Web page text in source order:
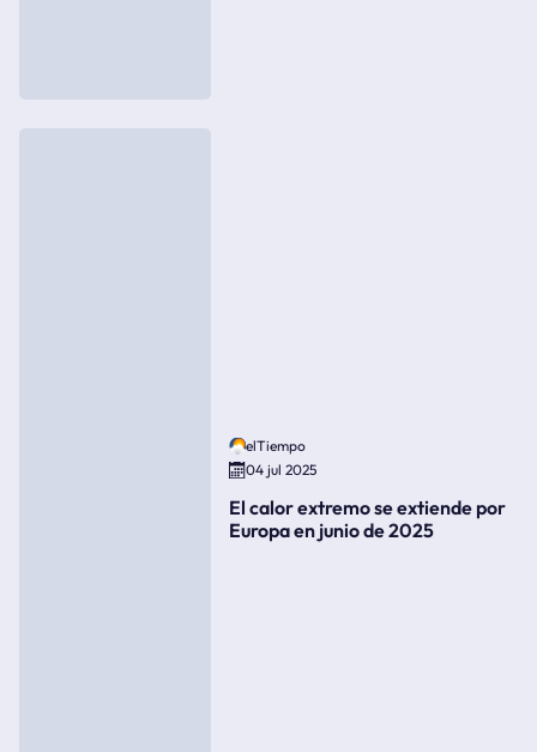
elTiempo
04 jul 2025
El calor extremo se extiende por
Europa en junio de 2025